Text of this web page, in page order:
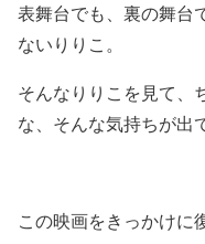
表舞台でも、裏の舞台
ないりりこ。
そんなりりこを見て、
な、そんな気持ちが出
この映画をきっかけに